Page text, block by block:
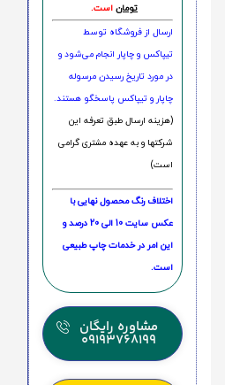
تومان است.
ارسال از فروشگاه توسط
تیپاکس و چاپار انجام می‌شود و
در مورد تاریخ رسیدن مرسوله
چاپار و تیپاکس پاسخگو هستند.
(هزینه ارسال طبق تعرفه این
شرکتها و به عهده مشتری گرامی
است)
اختلاف رنگ محصول نهایی با
عکس سایت 10 الی 20 درصد و
این امر در خدمات چاپ طبیعی
است.
مشاوره رایگان
09193768199